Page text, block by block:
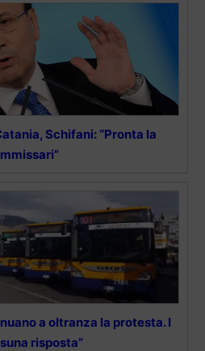
Schifani: “Pronta la
a oltranza la protesta. I
risposta”